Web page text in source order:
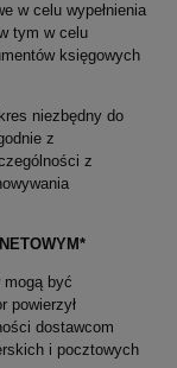
w celu wypełnienia
tym w celu
księgowych
niezbędny do
z
z
mogą być
powierzył
dostawcom
i pocztowych